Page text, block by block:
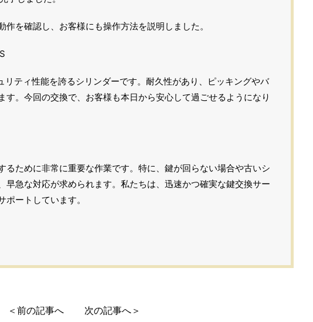
を確認し、お客様にも操作方法を説明しました。
ティ性能を誇るシリンダーです。耐久性があり、ピッキングやバ
す。今回の交換で、お客様も本日から安心して過ごせるようになり
るために非常に重要な作業です。特に、鍵が回らない場合や古いシ
早急な対応が求められます。私たちは、迅速かつ確実な鍵交換サー
ートしています。
＜前の記事へ 次の記事へ＞